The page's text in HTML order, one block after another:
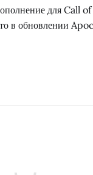
для Call
в обновлении
а также еще один